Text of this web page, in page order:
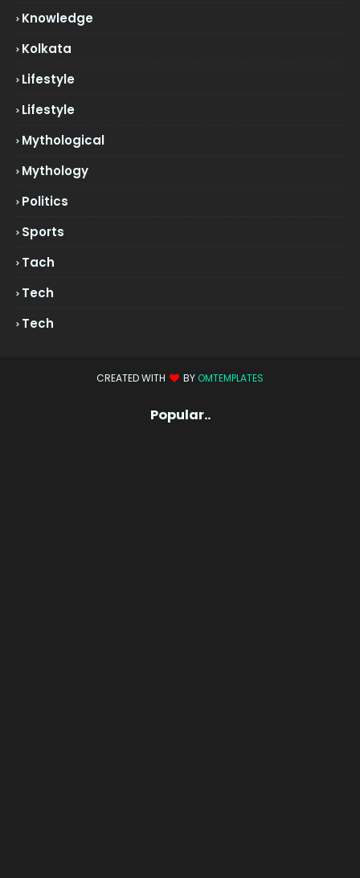
Knowledge
Kolkata
Lifestyle
Lifestyle
Mythological
Mythology
Politics
Sports
Tach
Tech
Tech
CREATED WITH BY OMTEMPLATES
Popular..